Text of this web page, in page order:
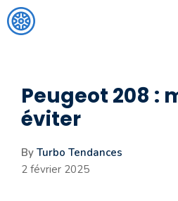
Aller
au
Peugeot 208 :
éviter
By Turbo Tendances
2 février 2025